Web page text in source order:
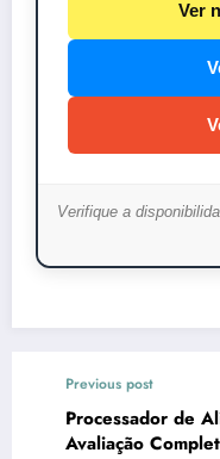
Ver
Verifique a
Previous post
Processador de
Avaliação